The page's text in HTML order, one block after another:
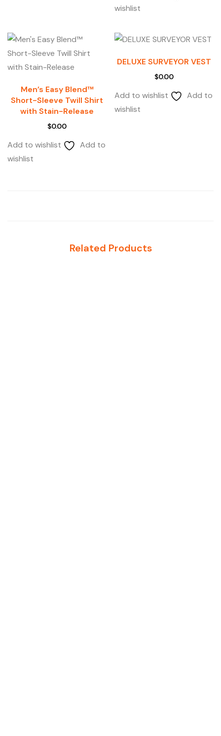
wishlist
Men’s Easy Blend™
Short-Sleeve Twill Shirt
with Stain-Release
$0.00
Add to wishlist
Add to
wishlist
DELUXE SURVEYOR VEST
$0.00
Add to wishlist
Add to
wishlist
Related Products